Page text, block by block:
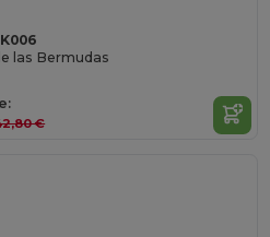
las Bermudas
€